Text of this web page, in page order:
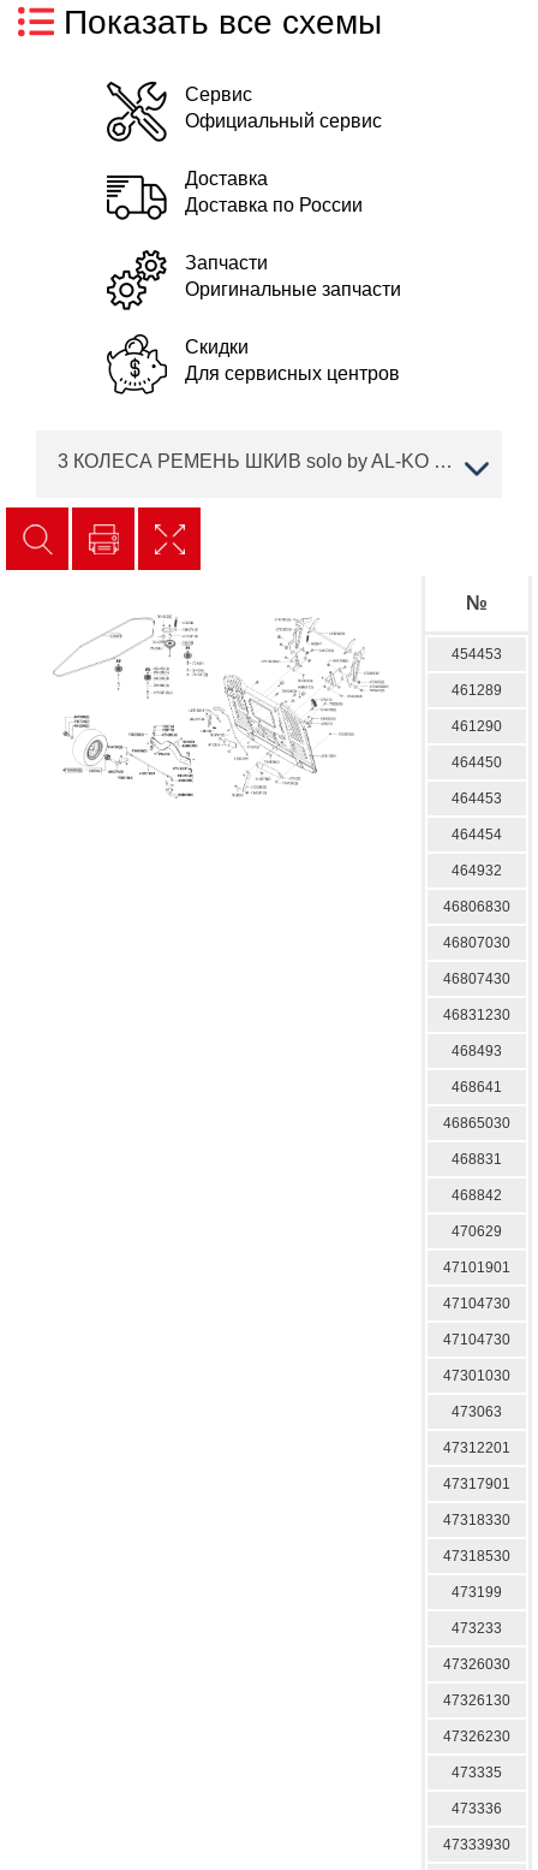
Показать все схемы
Сервис
Официальный сервис
Доставка
Доставка по России
Запчасти
Оригинальные запчасти
Скидки
Для сервисных центров
3 КОЛЕСА РЕМЕНЬ ШКИВ solo by AL-KO трактор T 15-95.6 HD A Артикул: 127367 с 12/2015 по 03/2016 года
№
454453
461289
461290
464450
464453
464454
464932
46806830
46807030
46807430
46831230
468493
468641
46865030
468831
468842
470629
47101901
47104730
47104730
47301030
473063
47312201
47317901
47318330
47318530
473199
473233
47326030
47326130
47326230
473335
473336
47333930